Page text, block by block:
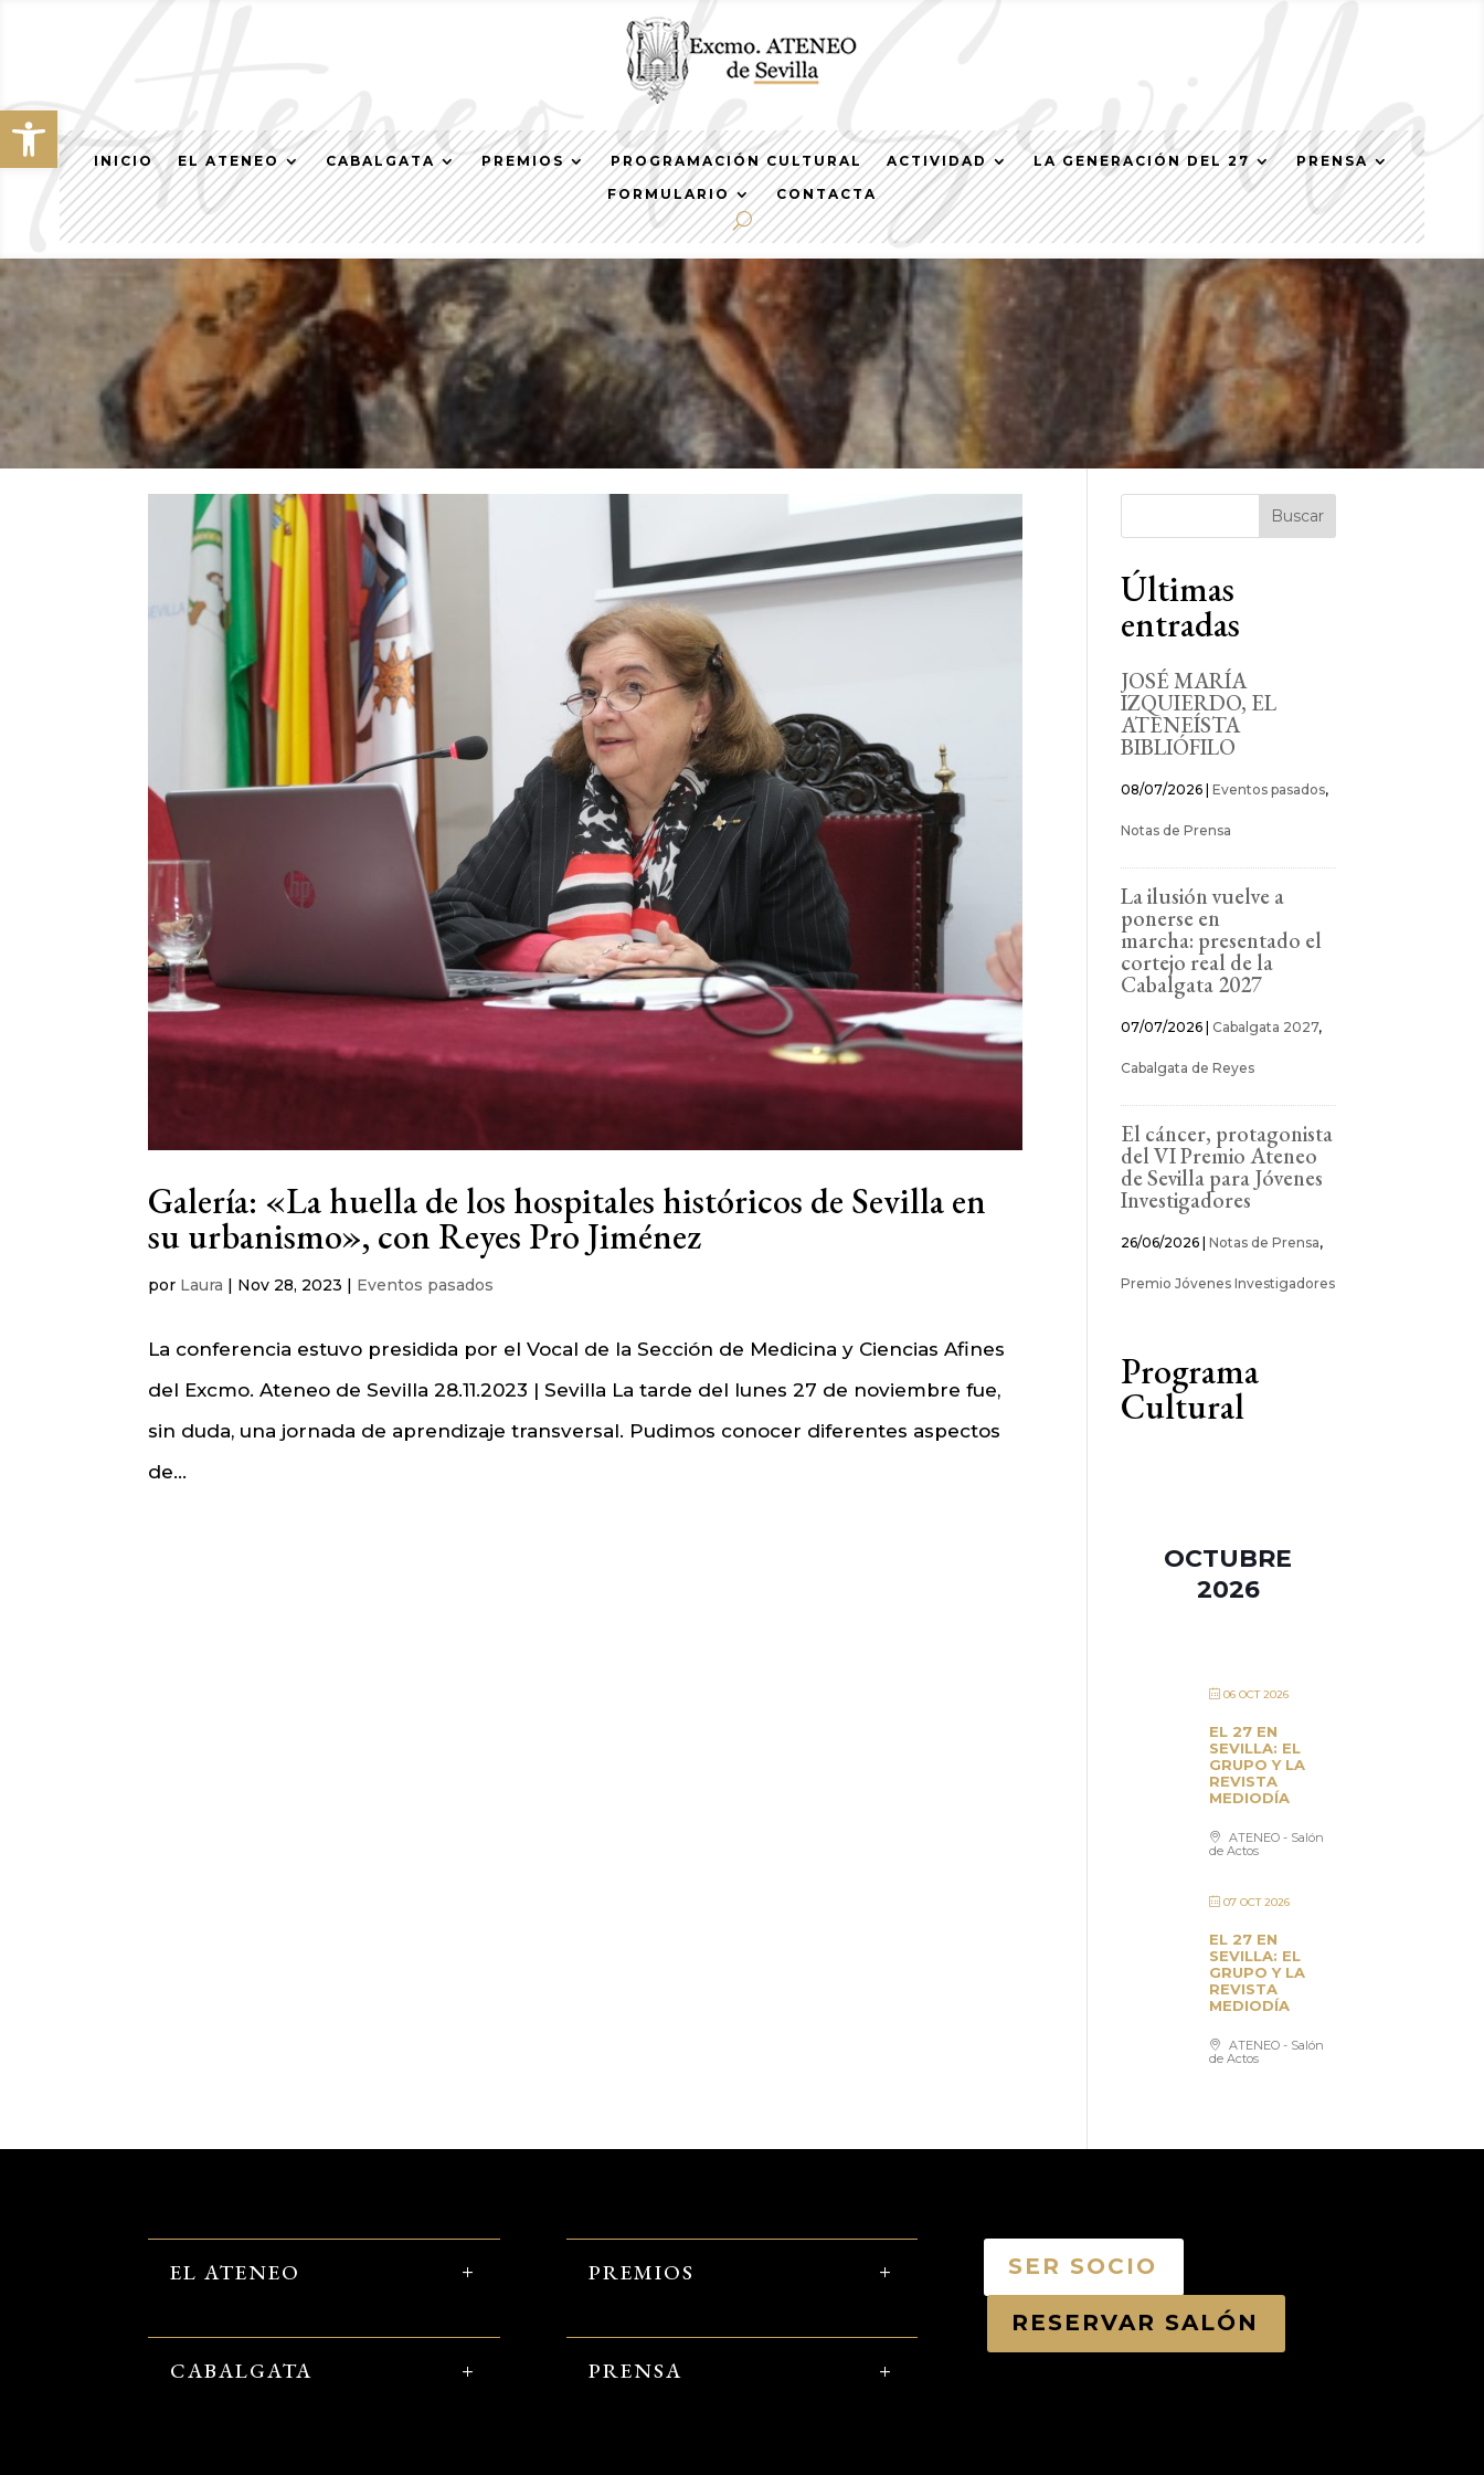
Abrir barra de herramientas
INICIO EL ATENEO CABALGATA PREMIOS PROGRAMACIÓN CULTURAL ACTIVIDAD LA GENERACIÓN DEL 27
PRENSA
FORMULARIO
CONTACTA
Galería: «La huella de los hospitales históricos de Sevilla en
su urbanismo», con Reyes Pro Jiménez
por Laura | Nov 28, 2023 | Eventos pasados
La conferencia estuvo presidida por el Vocal de la Sección de Medicina y Ciencias Afines
del Excmo. Ateneo de Sevilla 28.11.2023 | Sevilla La tarde del lunes 27 de noviembre fue,
sin duda, una jornada de aprendizaje transversal. Pudimos conocer diferentes aspectos
de...
Buscar
Últimas
entradas
JOSÉ MARÍA
IZQUIERDO, EL
ATENEÍSTA
BIBLIÓFILO
08/07/2026 |Eventos pasados,
Notas de Prensa
La ilusión vuelve a
ponerse en
marcha: presentado el
cortejo real de la
Cabalgata 2027
07/07/2026 Cabalgata 2027,
Cabalgata de Reyes
El cáncer, protagonista
del VI Premio Ateneo
de Sevilla para Jóvenes
Investigadores
26/06/2026 |Notas de Prensa,
Premio Jóvenes Investigadores
Programa
Cultural
OCTUBRE
2026
06 OCT 2026
EL 27 EN
SEVILLA: EL
GRUPO Y LA
REVISTA
MEDIODÍA
ATENEO - Salón
de Actos
07 OCT 2026
EL 27 EN
SEVILLA: EL
GRUPO Y LA
REVISTA
MEDIODÍA
ATENEO - Salón
de Actos
EL ATENEO
CABALGATA
PREMIOS
PRENSA
SER SOCIO
RESERVAR SALÓN